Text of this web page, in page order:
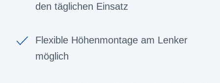
den täglichen Einsatz
Flexible Höhenmontage am Lenker
möglich